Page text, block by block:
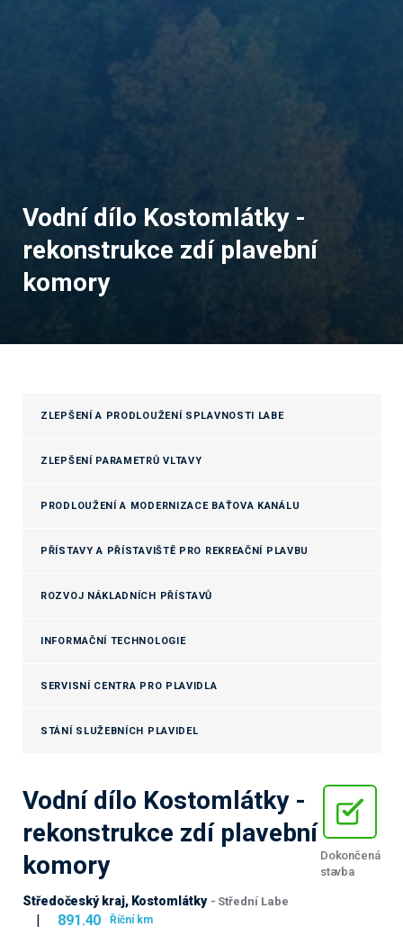
Vodní dílo Kostomlátky -
rekonstrukce zdí plavební
komory
ZLEPŠENÍ A PRODLOUŽENÍ SPLAVNOSTI LABE
ZLEPŠENÍ PARAMETRŮ VLTAVY
PRODLOUŽENÍ A MODERNIZACE BAŤOVA KANÁLU
PŘÍSTAVY A PŘÍSTAVIŠTĚ PRO REKREAČNÍ PLAVBU
ROZVOJ NÁKLADNÍCH PŘÍSTAVŮ
INFORMAČNÍ TECHNOLOGIE
SERVISNÍ CENTRA PRO PLAVIDLA
STÁNÍ SLUŽEBNÍCH PLAVIDEL
Vodní dílo Kostomlátky -
rekonstrukce zdí plavební
komory
Středočeský kraj, Kostomlátky - Střední Labe
| 891.40 Říční km
Dokončená
stavba